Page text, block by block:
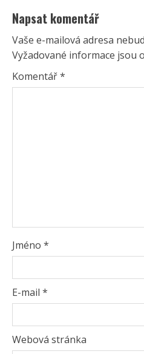
Napsat komentář
Vaše e-mailová adresa
Vyžadované informace jsou
Komentář*
Jméno *
E-mail *
Webová stránka